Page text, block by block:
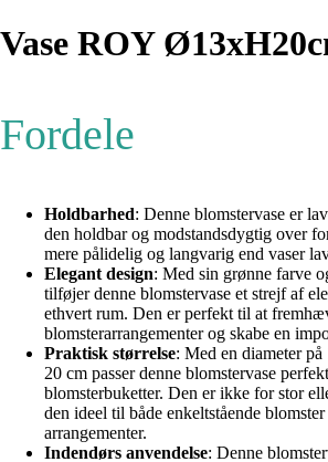
Vase ROY
Fordele
Holdbarhed: Denne blomstervase er
den holdbar og modstandsdygtig over
mere pålidelig og langvarig end vaser
Elegant design: Med sin grønne farve
tilføjer denne blomstervase et strejf af
ethvert rum. Den er perfekt til at
blomsterarrangementer og skabe en
Praktisk størrelse: Med en diameter
20 cm passer denne blomstervase
blomsterbuketter. Den er ikke for stor
den ideel til både enkeltstående
arrangementer.
Indendørs anvendelse: Denne